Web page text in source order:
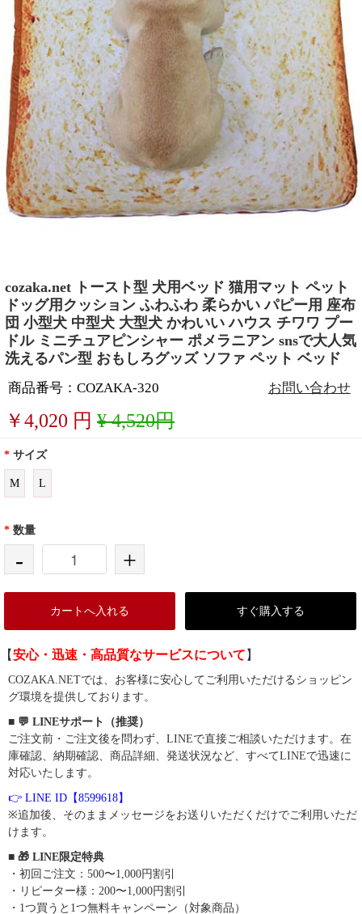
cozaka.net トースト型 犬用ベッド 猫用マット ペット
ドッグ用クッション ふわふわ 柔らかい パピー用 座布
団 小型犬 中型犬 大型犬 かわいい ハウス チワワ プー
ドル ミニチュアピンシャー ポメラニアン snsで大人気
洗えるパン型 おもしろグッズ ソファ ペット ベッド
商品番号：COZAKA-320 お問い合わせ
￥4,020 円 ¥ 4,520円
* サイズ
M L
* 数量
- +
カートへ入れる すぐ購入する
【安心・迅速・高品質なサービスについて 】
COZAKA.NETでは、お客様に安心してご利用いただけるショッピン
グ環境を提供しております。
■ 💬 LINEサポート（推奨）
ご注文前・ご注文後を問わず、LINEで直接ご相談いただけます。在
庫確認、納期確認、商品詳細、発送状況など、すべてLINEで迅速に
対応いたします。
👉 LINE ID【8599618】
※追加後、そのままメッセージをお送りいただくだけでご利用いただ
けます。
■ 🎁 LINE限定特典
・初回ご注文：500〜1,000円割引
・リピーター様：200〜1,000円割引
・1つ買うと1つ無料キャンペーン（対象商品）